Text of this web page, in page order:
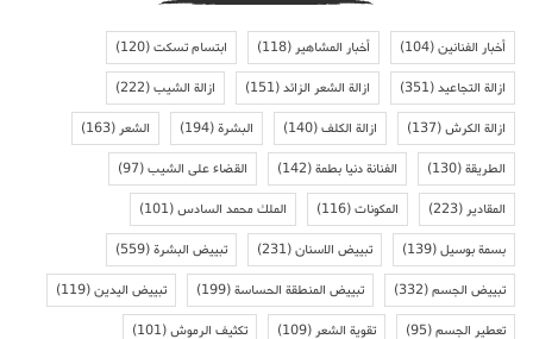
أخبار الفنانين(104) أخبار المشاهير(118) ابتسام تسكت(120)
ازالة التجاعيد(351) ازالة الشعر الزائد(151) ازالة الشيب(222)
ازالة الكرش(137) ازالة الكلف(140) البشرة(194) الشعر(163)
الطريقة(130) الفنانة دنيا بطمة(142) القضاء على الشيب(97)
المقادير(223) المكونات(116) الملك محمد السادس(101)
بسمة بوسيل(139) تبييض الاسنان(231) تبييض البشرة(559)
تبييض الجسم(332) تبييض المنطقة الحساسة(199) تبييض اليدين(119)
تعطير الجسم(95) تقوية الشعر(109) تكثيف الرموش(101)